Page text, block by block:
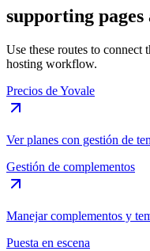
supporting
Use these routes to connect
hosting workflow.
Precios de Yovale
Ver planes con gestión de
Gestión de complementos
Manejar complementos y
Puesta en escena